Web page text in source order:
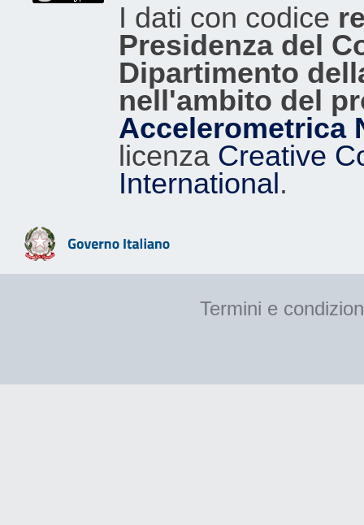
I dati con codice
Presidenza del
Dipartimento
nell'ambito del
Accelerometrica
licenza Creative
International.
Termini e